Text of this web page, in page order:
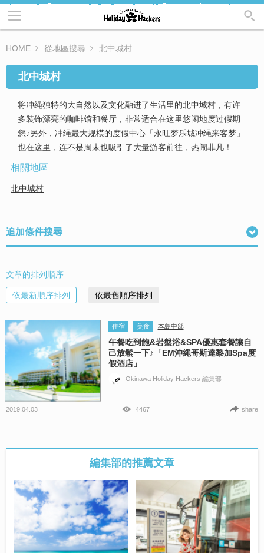
HOME 從地區搜尋 北中城村
北中城村
将冲绳独特的大自然以及文化融进了生活里的北中城村，有许
多装饰漂亮的咖啡馆和餐厅，非常适合在这里悠闲地度过假期
您♪另外，冲绳最大规模的度假中心「永旺梦乐城冲绳来客梦」
也在这里，连不是周末也吸引了大量游客前往，热闹非凡！
相關地區
北中城村
追加條件搜尋
文章的排列順序
依最新順序排列 依最舊順序排列
住宿 美食 本島中部
午餐吃到飽&岩盤浴&SPA優惠套餐讓自
己放鬆一下♪「EM沖繩哥斯達黎加Spa度
假酒店」
Okinawa Holiday Hackers 編集部
2019.04.03 4467 share
編集部的推薦文章